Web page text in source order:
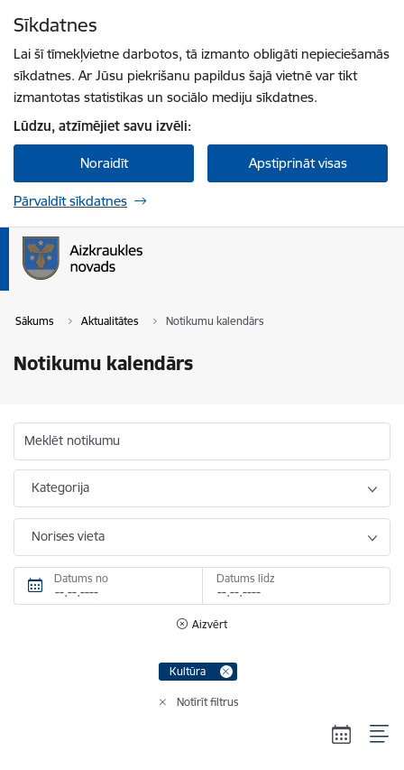
Sīkdatnes
Lai šī tīmekļvietne darbotos, tā izmanto obligāti nepieciešamās
sīkdatnes. Ar Jūsu piekrišanu papildus šajā vietnē var tikt
izmantotas statistikas un sociālo mediju sīkdatnes.
Lūdzu, atzīmējiet savu izvēli:
Noraidīt Apstiprināt visas
Pārvaldīt sīkdatnes
Sākums Aktualitātes Notikumu kalendārs
Notikumu kalendārs
Meklēt notikumu
Kategorija
Norises vieta
Datums no Datums līdz
Aizvērt
Kultūra
Notīrīt filtrus